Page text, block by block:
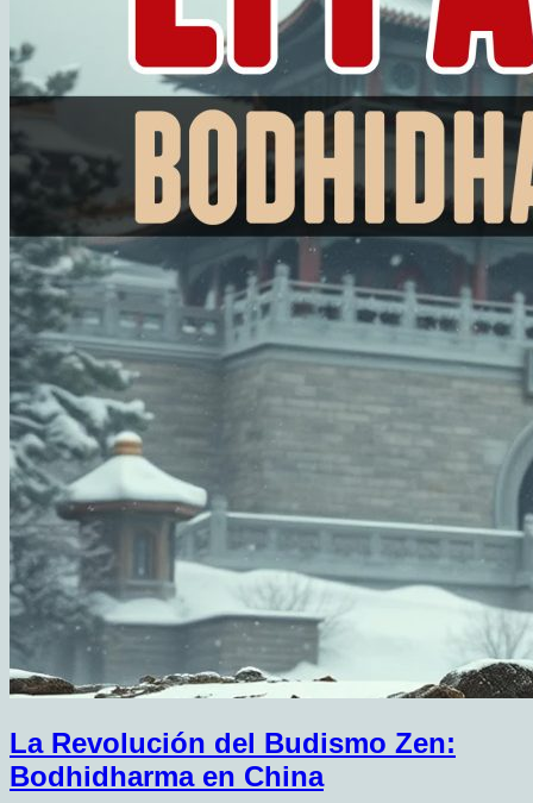
La Revolución del Budismo Zen:
Bodhidharma en China